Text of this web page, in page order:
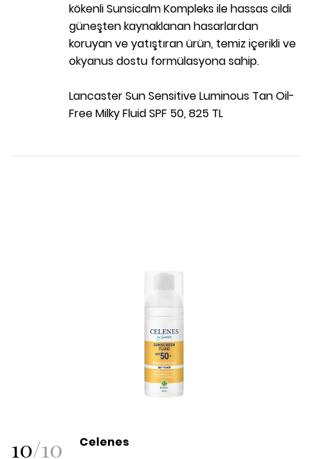
kökenli Sunsicalm Kompleks ile hassas cildi
güneşten kaynaklanan hasarlardan
koruyan ve yatıştıran ürün, temiz içerikli ve
okyanus dostu formülasyona sahip.
Lancaster Sun Sensitive Luminous Tan Oil-
Free Milky Fluid SPF 50, 825 TL
10/10 Celenes